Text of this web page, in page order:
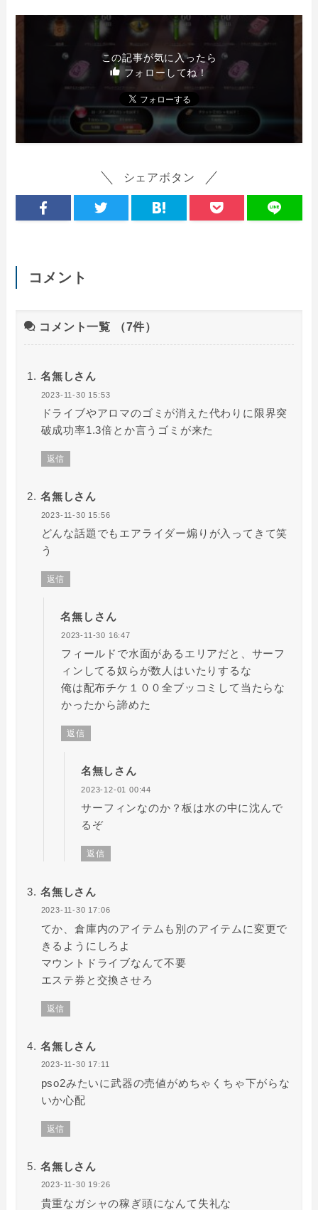
この記事が気に入ったら
フォローしてね！
シェアボタン
コメント
コメント一覧 （7件）
名無しさん
2023-11-30 15:53
ドライブやアロマのゴミが消えた代わりに限界突
破成功率1.3倍とか言うゴミが来た
返信
名無しさん
2023-11-30 15:56
どんな話題でもエアライダー煽りが入ってきて笑
う
返信
名無しさん
2023-11-30 16:47
フィールドで水面があるエリアだと、サーフ
ィンしてる奴らが数人はいたりするな
俺は配布チケ１００全ブッコミして当たらな
かったから諦めた
返信
名無しさん
2023-12-01 00:44
サーフィンなのか？板は水の中に沈んで
るぞ
返信
名無しさん
2023-11-30 17:06
てか、倉庫内のアイテムも別のアイテムに変更で
きるようにしろよ
マウントドライブなんて不要
エステ券と交換させろ
返信
名無しさん
2023-11-30 17:11
pso2みたいに武器の売値がめちゃくちゃ下がらな
いか心配
返信
名無しさん
2023-11-30 19:26
貴重なガシャの稼ぎ頭になんて失礼な